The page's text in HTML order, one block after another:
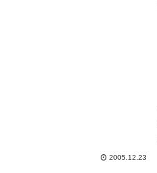
2005.12.23